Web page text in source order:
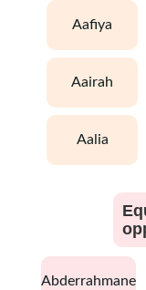
aafiya
aairah
aalia
abderrahmane